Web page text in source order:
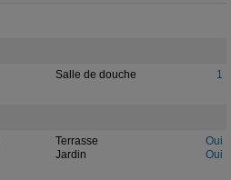
Salle de douche
1
Terrasse
Oui
Jardin
Oui